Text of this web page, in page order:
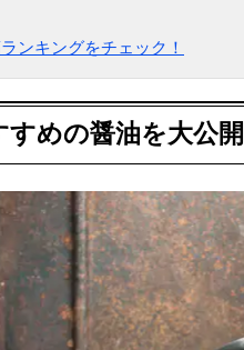
ンキングをチェック！
めの醤油を大公開